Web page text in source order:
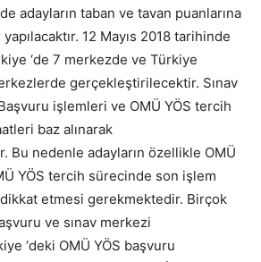
adayların taban ve tavan puanlarına
12 Mayıs 2018 tarihinde
‘de 7 merkezde ve Türkiye
gerçekleştirilecektir. Sınav
işlemleri ve OMÜ YÖS tercih
baz alınarak
Bu nedenle adayların özellikle OMÜ
YÖS tercih sürecinde son işlem
etmesi gerekmektedir. Birçok
ve sınav merkezi
‘deki OMÜ YÖS başvuru